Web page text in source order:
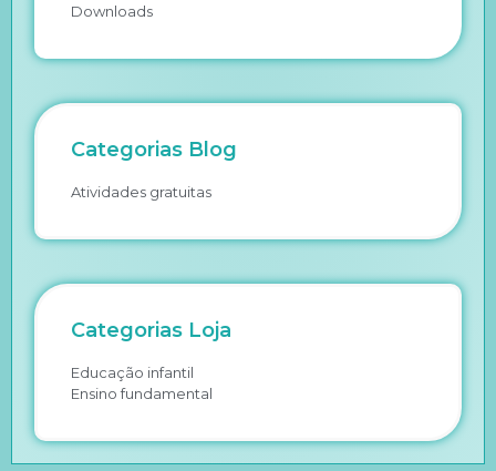
Downloads
Categorias Blog
Atividades gratuitas
Categorias Loja
Educação infantil
Ensino fundamental